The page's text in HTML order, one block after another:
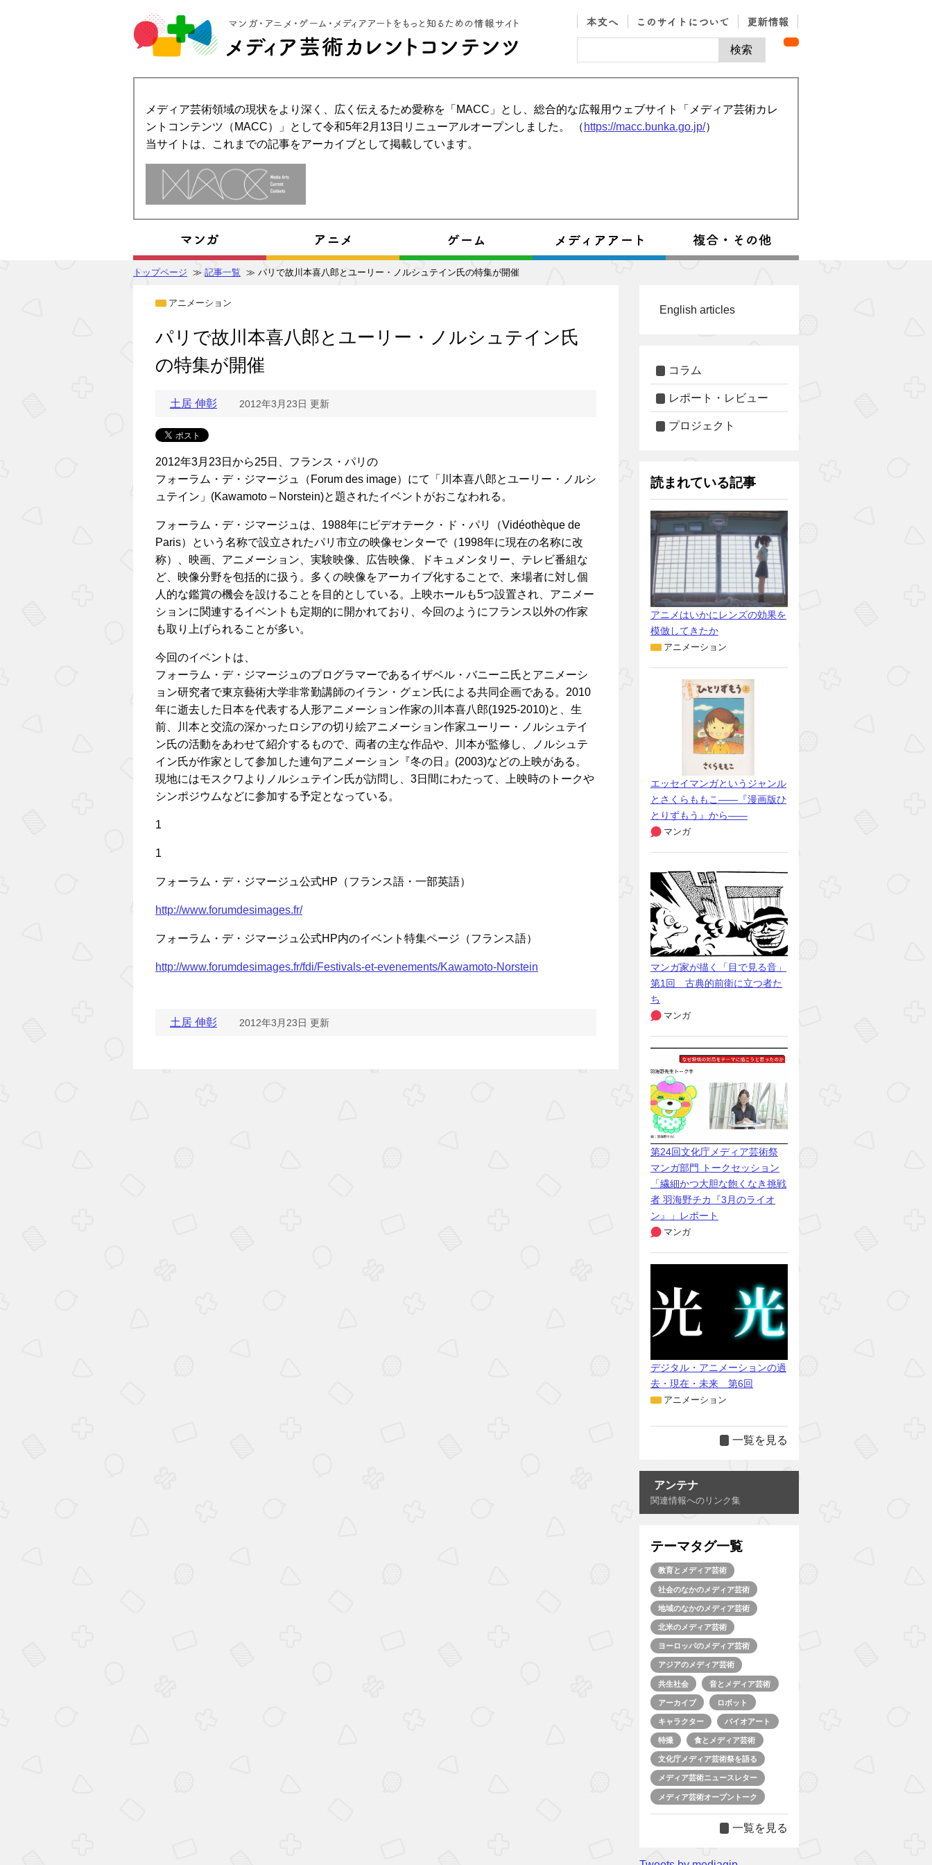
メディア芸術領域の現状をより深く、広く伝えるため愛称を「MACC」とし、総合的な広報用ウェブサイト「メディア芸術カレ
ントコンテンツ（MACC）」として令和5年2月13日リニューアルオープンしました。 （ https://macc.bunka.go.jp/）
当サイトは、これまでの記事をアーカイブとして掲載しています。
トップページ ≫ 記事一覧 ≫ パリで故川本喜八郎とユーリー・ノルシュテイン氏の特集が開催
アニメーション
パリで故川本喜八郎とユーリー・ノルシュテイン氏
の特集が開催
土居 伸彰 2012年3月23日 更新
2012年3月23日から25日、フランス・パリの
フォーラム・デ・ジマージュ（Forum des image）にて「川本喜八郎とユーリー・ノルシ
ュテイン」(Kawamoto – Norstein)と題されたイベントがおこなわれる。
フォーラム・デ・ジマージュは、1988年にビデオテーク・ド・パリ（Vidéothèque de
Paris）という名称で設立されたパリ市立の映像センターで（1998年に現在の名称に改
称）、映画、アニメーション、実験映像、広告映像、ドキュメンタリー、テレビ番組な
ど、映像分野を包括的に扱う。多くの映像をアーカイブ化することで、来場者に対し個
人的な鑑賞の機会を設けることを目的としている。上映ホールも5つ設置され、アニメー
ションに関連するイベントも定期的に開かれており、今回のようにフランス以外の作家
も取り上げられることが多い。
今回のイベントは、
フォーラム・デ・ジマージュのプログラマーであるイザベル・バニーニ氏とアニメーシ
ョン研究者で東京藝術大学非常勤講師のイラン・グェン氏による共同企画である。2010
年に逝去した日本を代表する人形アニメーション作家の川本喜八郎(1925-2010)と、生
前、川本と交流の深かったロシアの切り絵アニメーション作家ユーリー・ノルシュテイ
ン氏の活動をあわせて紹介するもので、両者の主な作品や、川本が監修し、ノルシュテ
イン氏が作家として参加した連句アニメーション『冬の日』(2003)などの上映がある。
現地にはモスクワよりノルシュテイン氏が訪問し、3日間にわたって、上映時のトークや
シンポジウムなどに参加する予定となっている。
1
1
フォーラム・デ・ジマージュ公式HP（フランス語・一部英語）
http://www.forumdesimages.fr/
フォーラム・デ・ジマージュ公式HP内のイベント特集ページ（フランス語）
http://www.forumdesimages.fr/fdi/Festivals-et-evenements/Kawamoto-Norstein
土居 伸彰 2012年3月23日 更新
English articles
コラム
レポート・レビュー
プロジェクト
読まれている記事
アニメはいかにレンズの効果を
模倣してきたか
アニメーション
エッセイマンガというジャンル
とさくらももこ――『漫画版ひ
とりずもう』から――
マンガ
マンガ家が描く「目で見る音」
第1回 古典的前衛に立つ者た
ち
マンガ
第24回文化庁メディア芸術祭
マンガ部門 トークセッション
「繊細かつ大胆な飽くなき挑戦
者 羽海野チカ『3月のライオ
ン』」レポート
マンガ
デジタル・アニメーションの過
去・現在・未来 第6回
アニメーション
一覧を見る
アンテナ
関連情報へのリンク集
テーマタグ一覧
教育とメディア芸術
社会のなかのメディア芸術
地域のなかのメディア芸術
北米のメディア芸術
ヨーロッパのメディア芸術
アジアのメディア芸術
共生社会 音とメディア芸術
アーカイブ ロボット
キャラクター バイオアート
特撮 食とメディア芸術
文化庁メディア芸術祭を語る
メディア芸術ニュースレター
メディア芸術オープントーク
一覧を見る